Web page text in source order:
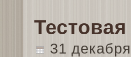
31